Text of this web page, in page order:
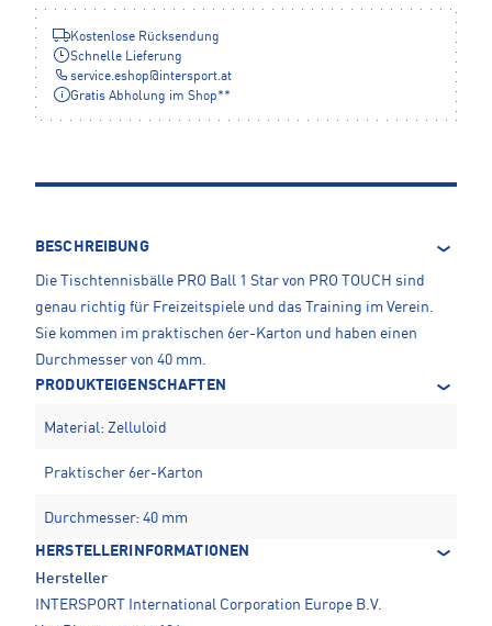
Kostenlose Rücksendung
Schnelle Lieferung
service.eshop@ intersport.at
Gratis Abholung im Shop**
BESCHREIBUNG
Die Tischtennisbälle PRO Ball 1 Star von PRO TOUCH sind
genau richtig für Freizeitspiele und das Training im Verein.
Sie kommen im praktischen 6er-Karton und haben einen
Durchmesser von 40 mm.
PRODUKTEIGENSCHAFTEN
Material: Zelluloid
Praktischer 6er-Karton
Durchmesser: 40 mm
HERSTELLERINFORMATIONEN
Hersteller
INTERSPORT International Corporation Europe B.V.